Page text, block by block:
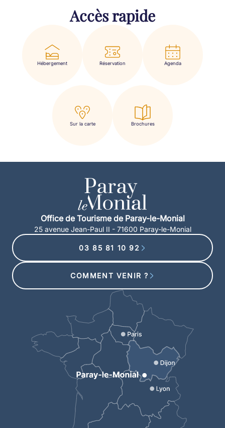
Accès rapide
Hébergement Réservation Agenda
Sur la carte Brochures
Office de Tourisme de Paray-le-Monial
25 avenue Jean-Paul II - 71600 Paray-le-Monial
03 85 81 10 92
COMMENT VENIR ?